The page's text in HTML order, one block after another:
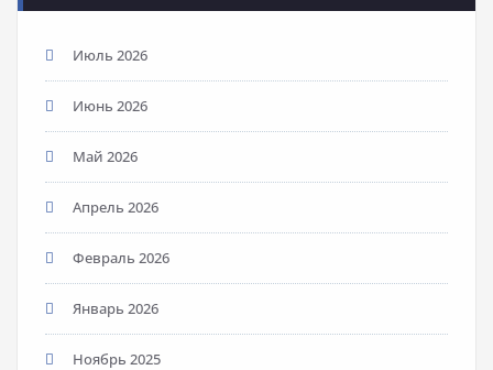
Июль 2026
Июнь 2026
Май 2026
Апрель 2026
Февраль 2026
Январь 2026
Ноябрь 2025